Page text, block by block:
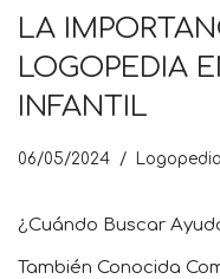
LA
LOGOPEDIA
INFANTIL
06/05/2024 Logopedia
¿Cuándo Buscar
También Conocida